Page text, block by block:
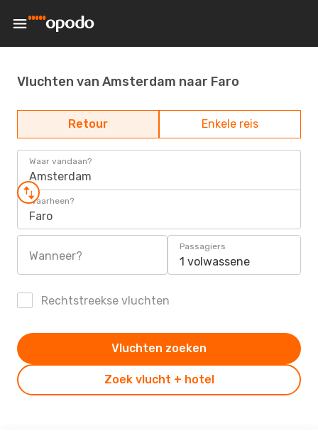
Vluchten van Amsterdam naar Faro
Retour Enkele reis
Waar vandaan?
Amsterdam
Waarheen?
Faro
Wanneer?
Passagiers
1 volwassene
Rechtstreekse vluchten
Zoek vlucht + hotel
Vluchten zoeken